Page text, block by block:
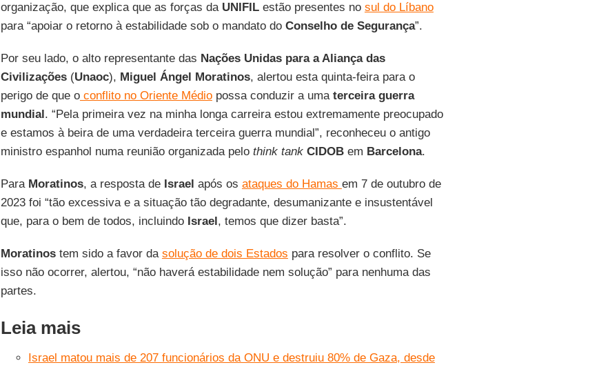
organização, que explica que as forças da UNIFILestão presentes no sul do Líbano
para “apoiar o retorno à estabilidade sob o mandato do Conselho de Segurança”.
Por seu lado, o alto representante das Nações Unidas para a Aliança das
Civilizações(Unaoc), Miguel Ángel Moratinos, alertou esta quinta-feira para o
perigo de que oconflito no Oriente Médiopossa conduzir a uma terceira guerra
mundial. “Pela primeira vez na minha longa carreira estou extremamente preocupado
e estamos à beira de uma verdadeira terceira guerra mundial”, reconheceu o antigo
ministro espanhol numa reunião organizada pelothink tank CIDOBem Barcelona.
Para Moratinos, a resposta de Israel após os ataques do Hamas em 7 de outubro de
2023 foi “tão excessiva e a situação tão degradante, desumanizante e insustentável
que, para o bem de todos, incluindo Israel, temos que dizer basta”.
Moratinostem sido a favor da solução de dois Estados para resolver o conflito. Se
isso não ocorrer, alertou, “não haverá estabilidade nem solução” para nenhuma das
partes.
Leia mais
Israel matou mais de 207 funcionários da ONU e destruiu 80% de Gaza, desde